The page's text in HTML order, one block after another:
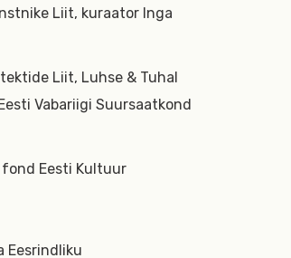
Liit, kuraator Inga
Liit, Luhse & Tuhal
Vabariigi Suursaatkond
Eesti Kultuur
Eesrindliku